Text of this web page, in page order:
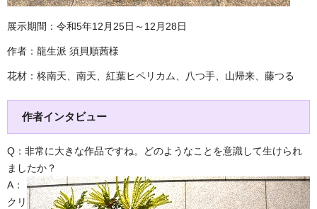
展示期間：令和5年12月25日～12月28日
作者：龍生派 須貝順茜様
花材：柊南天、南天、紅葉ヒペリカム、八つ手、山帰来、藤つる
作者インタビュー
Q：非常に大きな作品ですね。どのようなことを意識して生けられ
ましたか？
A：
クリ